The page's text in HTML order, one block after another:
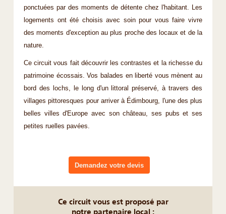
ponctuées par des moments de détente chez l'habitant. Les
logements ont été choisis avec soin pour vous faire vivre
des moments d'exception au plus proche des locaux et de la
nature.
Ce circuit vous fait découvrir les contrastes et la richesse du
patrimoine écossais. Vos balades en liberté vous mènent au
bord des lochs, le long d'un littoral préservé, à travers des
villages pittoresques pour arriver à Édimbourg, l'une des plus
belles villes d'Europe avec son château, ses pubs et ses
petites ruelles pavées.
Demandez votre devis
Ce circuit vous est proposé par
notre partenaire local :